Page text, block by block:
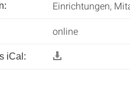
Einrichtungen,
online
iCal: